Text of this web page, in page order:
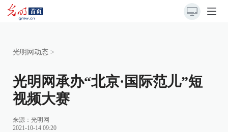
光明网动态 >
光明网承办“北京·国际范儿”短
视频大赛
来源： 光明网
2021-10-14 09:20